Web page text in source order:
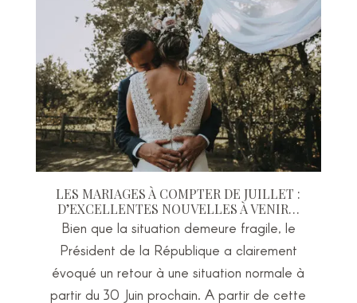
LES MARIAGES À COMPTER DE JUILLET :
D’EXCELLENTES NOUVELLES À VENIR…
Bien que la situation demeure fragile, le
Président de la République a clairement
évoqué un retour à une situation normale à
partir du 30 Juin prochain. A partir de cette